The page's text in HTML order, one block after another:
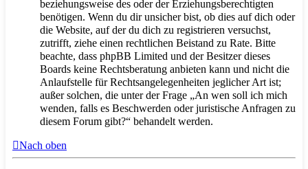
beziehungsweise des oder der Erziehungsberechtigten
benötigen. Wenn du dir unsicher bist, ob dies auf dich oder
die Website, auf der du dich zu registrieren versuchst,
zutrifft, ziehe einen rechtlichen Beistand zu Rate. Bitte
beachte, dass phpBB Limited und der Besitzer dieses
Boards keine Rechtsberatung anbieten kann und nicht die
Anlaufstelle für Rechtsangelegenheiten jeglicher Art ist;
außer solchen, die unter der Frage „An wen soll ich mich
wenden, falls es Beschwerden oder juristische Anfragen zu
diesem Forum gibt?“ behandelt werden.
Nach oben